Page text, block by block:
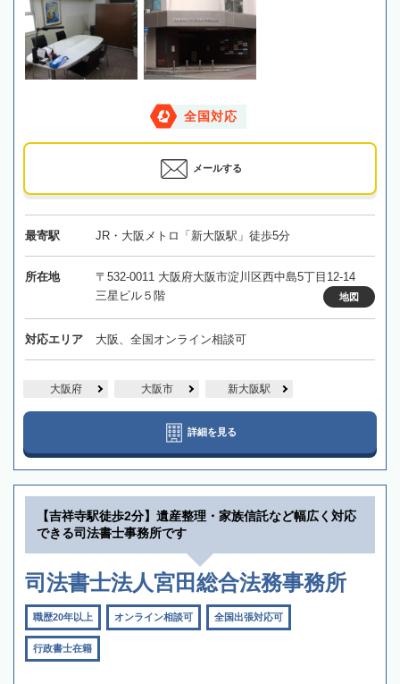
全国対応
メールする
最寄駅 JR・大阪メトロ「新大阪駅」徒歩5分
所在地
〒532-0011 大阪府大阪市淀川区西中島5丁目12-14
三星ビル５階
地図
対応エリア 大阪、全国オンライン相談可
大阪府 大阪市 新大阪駅
詳細を見る
【吉祥寺駅徒歩2分】遺産整理・家族信託など幅広く対応
できる司法書士事務所です
司法書士法人宮田総合法務事務所
職歴20年以上 オンライン相談可 全国出張対応可
行政書士在籍